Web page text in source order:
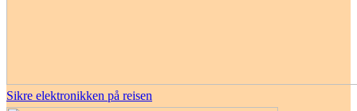
Sikre elektronikken på reisen